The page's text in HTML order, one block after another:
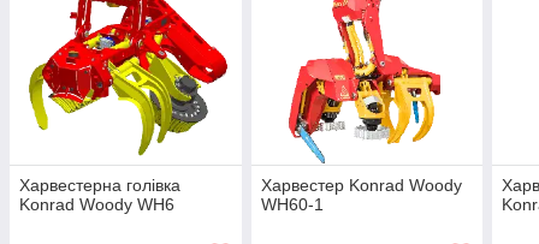
Харвестерна голівка
Konrad Woody WH6
Харвестер Konrad Woody
WH60-1